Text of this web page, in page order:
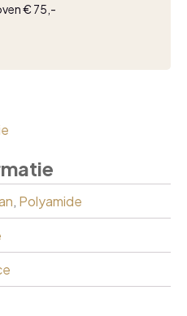
€ 75,-
, Polyamide